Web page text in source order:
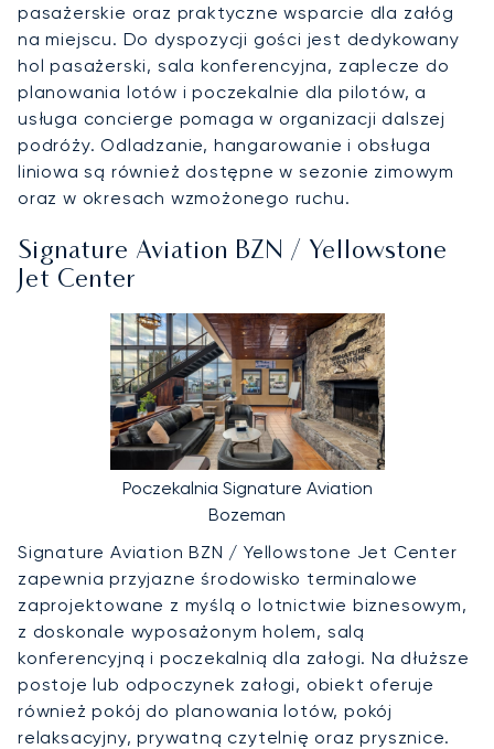
pasażerskie oraz praktyczne wsparcie dla załóg
na miejscu. Do dyspozycji gości jest dedykowany
hol pasażerski, sala konferencyjna, zaplecze do
planowania lotów i poczekalnie dla pilotów, a
usługa concierge pomaga w organizacji dalszej
podróży. Odladzanie, hangarowanie i obsługa
liniowa są również dostępne w sezonie zimowym
oraz w okresach wzmożonego ruchu.
Signature Aviation BZN / Yellowstone
Jet Center
Poczekalnia Signature Aviation
Bozeman
Signature Aviation BZN / Yellowstone Jet Center
zapewnia przyjazne środowisko terminalowe
zaprojektowane z myślą o lotnictwie biznesowym,
z doskonale wyposażonym holem, salą
konferencyjną i poczekalnią dla załogi. Na dłuższe
postoje lub odpoczynek załogi, obiekt oferuje
również pokój do planowania lotów, pokój
relaksacyjny, prywatną czytelnię oraz prysznice.